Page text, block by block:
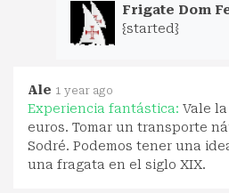
Frigate Dom
{started}
Ale 1 year ago
Experiencia fantástica: Vale
euros. Tomar un transporte
Sodré. Podemos tener una
una fragata en el siglo XIX.